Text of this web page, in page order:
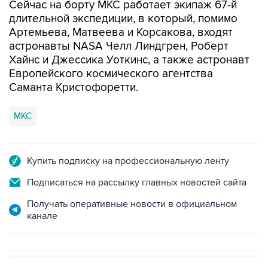
Артемьева, Матвеева и Корсакова, входят
астронавты NASA Челл Линдгрен, Роберт
Хайнс и Джессика Уоткинс, а также астронавт
Европейского космического агентства
Саманта Кристофоретти.
МКС
Подписаться на рассылку главных новостей сайта
Получать оперативные новости в официальном